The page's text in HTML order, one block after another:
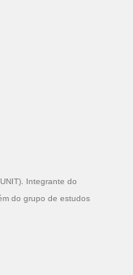
Integrante do
do grupo de estudos